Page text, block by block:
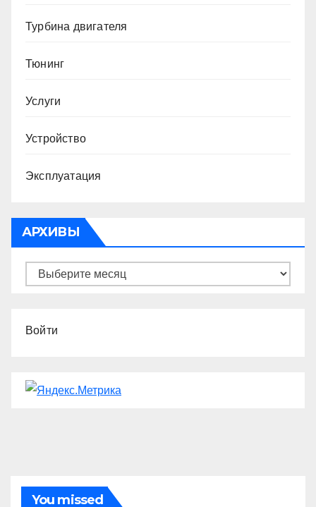
Турбина двигателя
Тюнинг
Услуги
Устройство
Эксплуатация
АРХИВЫ
Архивы
Войти
You missed